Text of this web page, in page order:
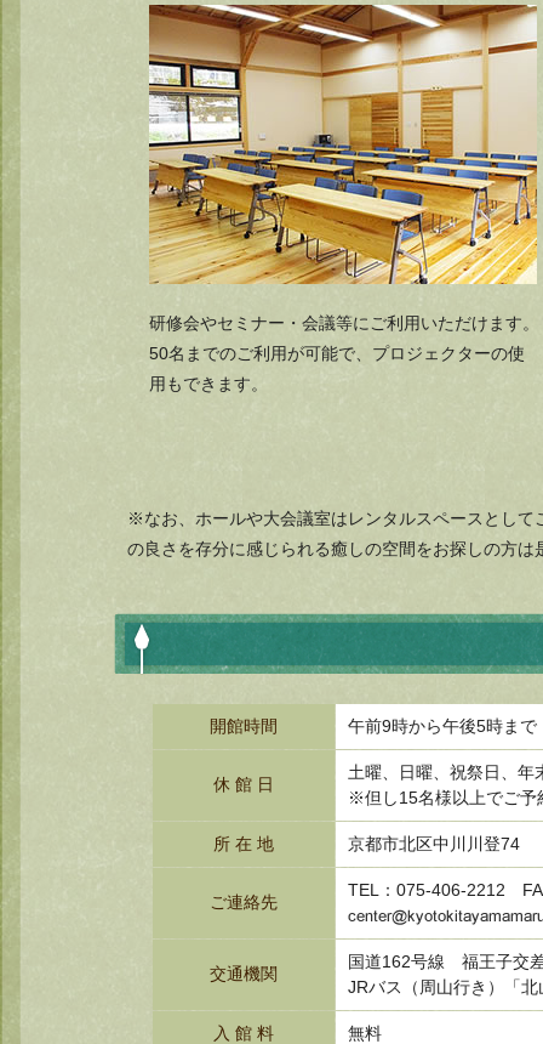
研修会やセミナー・会議等にご利用いただけます。
50名までのご利用が可能で、プロジェクターの使
用もできます。
※なお、ホールや大会議室はレンタルスペースとし
の良さを存分に感じられる癒しの空間をお探しの方は
開館時間 午前9時から午後5時まで
休 館 日
土曜、日曜、祝祭日、
※但し15名様以上でご予
所 在 地 京都市北区中川川登74
ご連絡先
TEL：075‐406‐2212
交通機関
国道162号線 福王子交
JRバス（周山行き）「
入 館 料 無料